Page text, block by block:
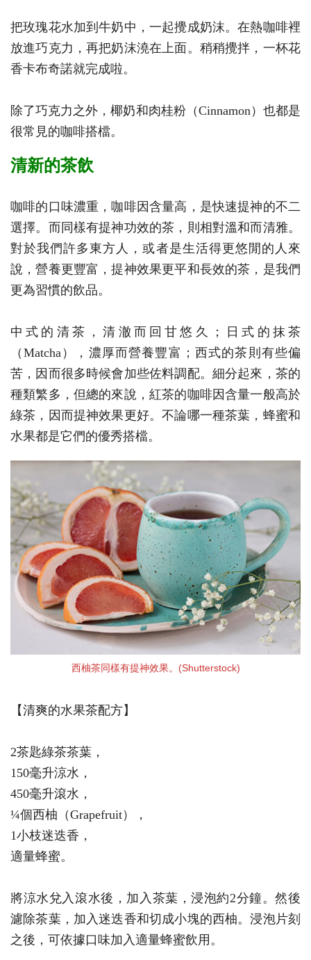
把玫瑰花水加到牛奶中，一起攪成奶沫。在熱咖啡裡
放進巧克力，再把奶沫澆在上面。稍稍攪拌，一杯花
香卡布奇諾就完成啦。
除了巧克力之外，椰奶和肉桂粉（Cinnamon）也都是
很常見的咖啡搭檔。
清新的茶飲
咖啡的口味濃重，咖啡因含量高，是快速提神的不二
選擇。而同樣有提神功效的茶，則相對溫和而清雅。
對於我們許多東方人，或者是生活得更悠閒的人來
說，營養更豐富，提神效果更平和長效的茶，是我們
更為習慣的飲品。
中式的清茶，清澈而回甘悠久；日式的抹茶
（Matcha），濃厚而營養豐富；西式的茶則有些偏
苦，因而很多時候會加些佐料調配。細分起來，茶的
種類繁多，但總的來說，紅茶的咖啡因含量一般高於
綠茶，因而提神效果更好。不論哪一種茶葉，蜂蜜和
水果都是它們的優秀搭檔。
西柚茶同樣有提神效果。(Shutterstock)
【清爽的水果茶配方】
2茶匙綠茶茶葉，
150毫升涼水，
450毫升滾水，
¼個西柚（Grapefruit），
1小枝迷迭香，
適量蜂蜜。
將涼水兌入滾水後，加入茶葉，浸泡約2分鐘。然後
濾除茶葉，加入迷迭香和切成小塊的西柚。浸泡片刻
之後，可依據口味加入適量蜂蜜飲用。